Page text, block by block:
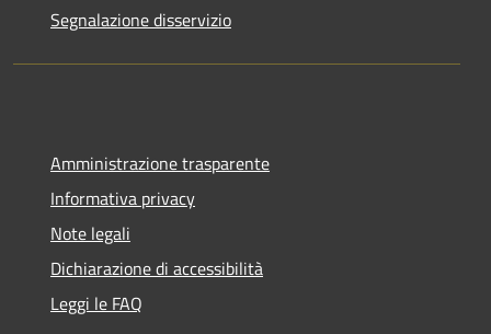
Segnalazione disservizio
Amministrazione trasparente
Informativa privacy
Note legali
Dichiarazione di accessibilità
Leggi le FAQ